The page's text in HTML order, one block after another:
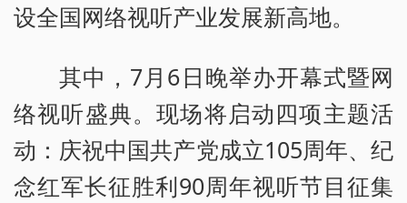
设全国网络视听产业发展新高地。
其中，7月6日晚举办开幕式暨网
络视听盛典。现场将启动四项主题活
动：庆祝中国共产党成立105周年、纪
念红军长征胜利90周年视听节目征集